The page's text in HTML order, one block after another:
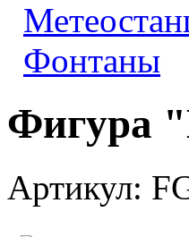
Фонтаны
Фигура
Артикул: